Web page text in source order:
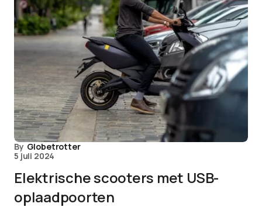
By Globetrotter
5 juli 2024
Elektrische scooters met USB-
oplaadpoorten